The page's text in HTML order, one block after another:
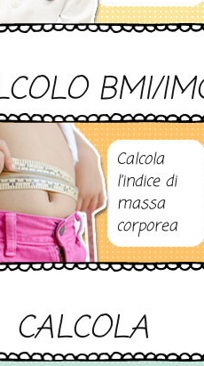
BMI/
Calcola
l’indice di
massa
corporea
CALCOLA